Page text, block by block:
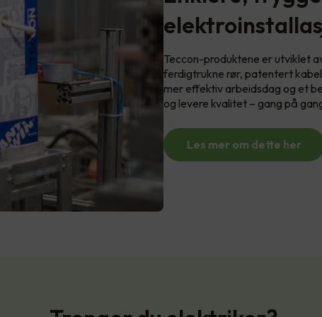
Teccon-produktene er utviklet
ferdigtrukne rør, patentert
mer effektiv arbeidsdag og et
og levere kvalitet – gang på
Les mer om dette her